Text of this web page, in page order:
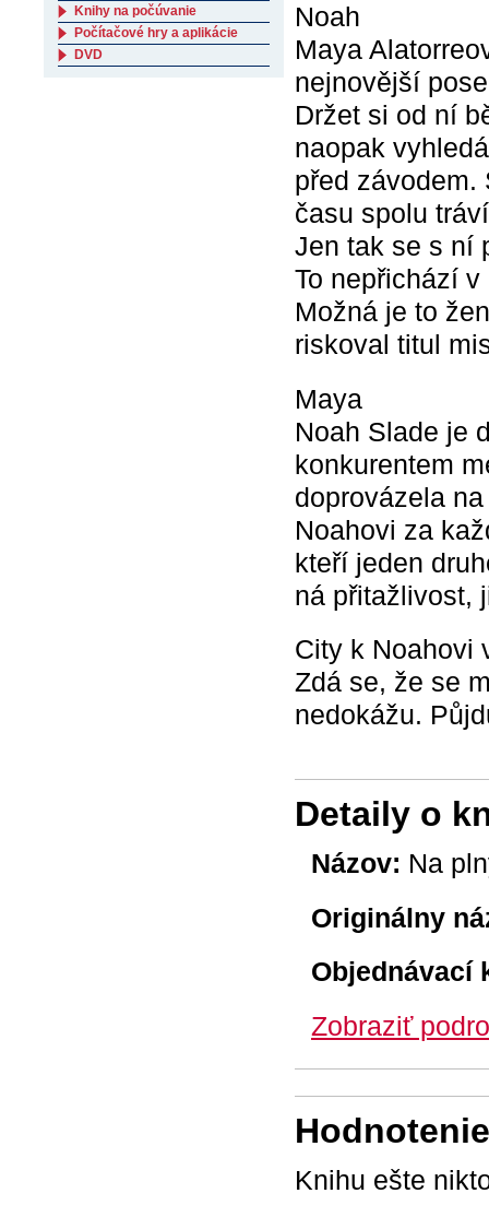
Noah
Maya
nejnovější
Držet si od ní
naopak
před
času spolu
Jen tak se s ní
To nepřichází v
Možná je to
riskoval titul
Maya
Noah Slade je
konkurentem
doprovázela
Noahovi za
kteří jeden
ná přitažlivost,
City k Noahovi
Zdá se, že se
nedokážu.
Detaily o
Názov: Na
Originálny
Objednávací
Zobraziť
Knihu ešte
Knihy na počúvanie
Počítačové hry a aplikácie
DVD